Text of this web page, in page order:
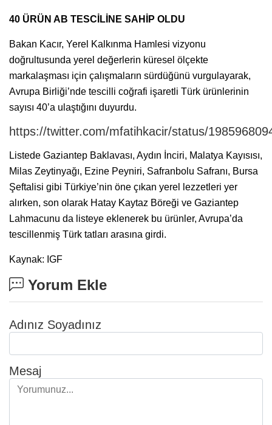
40 ÜRÜN AB TESCİLİNE SAHİP OLDU
Bakan Kacır, Yerel Kalkınma Hamlesi vizyonu
doğrultusunda yerel değerlerin küresel ölçekte
markalaşması için çalışmaların sürdüğünü vurgulayarak,
Avrupa Birliği’nde tescilli coğrafi işaretli Türk ürünlerinin
sayısı 40’a ulaştığını duyurdu.
https://twitter.com/mfatihkacir/status/
Listede Gaziantep Baklavası, Aydın İnciri, Malatya Kayısısı,
Milas Zeytinyağı, Ezine Peyniri, Safranbolu Safranı, Bursa
Şeftalisi gibi Türkiye’nin öne çıkan yerel lezzetleri yer
alırken, son olarak Hatay Kaytaz Böreği ve Gaziantep
Lahmacunu da listeye eklenerek bu ürünler, Avrupa’da
tescillenmiş Türk tatları arasına girdi.
Kaynak: IGF
Yorum Ekle
Adınız Soyadınız
Mesaj